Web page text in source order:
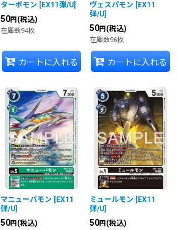
ターボモン [EX11弾/U]
50円 (税込)
在庫数94枚
カートに入れる
ヴェスパモン [EX11
弾/U]
50円 (税込)
在庫数96枚
カートに入れる
マニューバモン [EX11
弾/U]
50円 (税込)
ミュールモン [EX11
弾/U]
50円 (税込)